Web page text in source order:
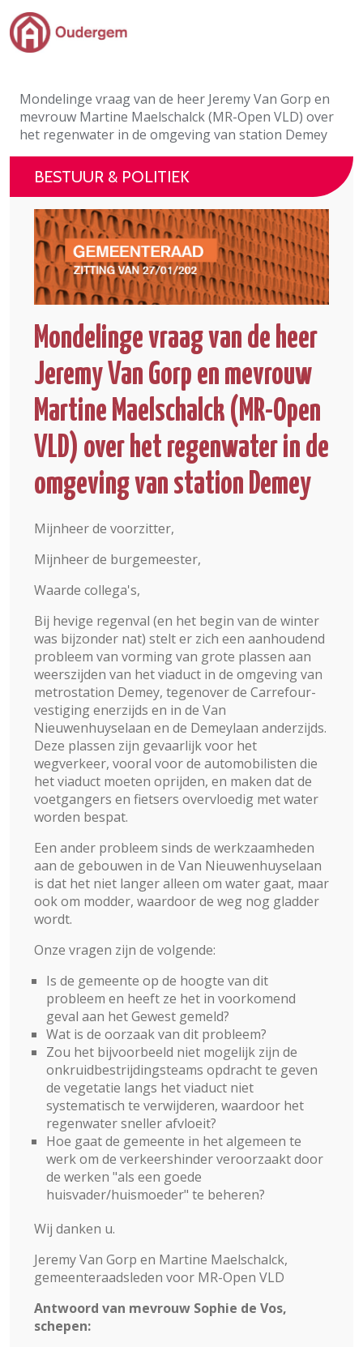
Ga naar de hoofdinhoud
Evenementen & Verenigingen
eLoket
Leven in Oudergem
In 1 klik
Mondelinge vraag van de heer Jeremy Van Gorp en
mevrouw Martine Maelschalck (MR-Open VLD) over
het regenwater in de omgeving van station Demey
BESTUUR & POLITIEK
Mondelinge vraag van de heer
Jeremy Van Gorp en mevrouw
Martine Maelschalck (MR-Open
VLD) over het regenwater in de
omgeving van station Demey
Mijnheer de voorzitter,
Mijnheer de burgemeester,
Waarde collega's,
Bij hevige regenval (en het begin van de winter
was bijzonder nat) stelt er zich een aanhoudend
probleem van vorming van grote plassen aan
weerszijden van het viaduct in de omgeving van
metrostation Demey, tegenover de Carrefour-
vestiging enerzijds en in de Van
Nieuwenhuyselaan en de Demeylaan anderzijds.
Deze plassen zijn gevaarlijk voor het
wegverkeer, vooral voor de automobilisten die
het viaduct moeten oprijden, en maken dat de
voetgangers en fietsers overvloedig met water
worden bespat.
Een ander probleem sinds de werkzaamheden
aan de gebouwen in de Van Nieuwenhuyselaan
is dat het niet langer alleen om water gaat, maar
ook om modder, waardoor de weg nog gladder
wordt.
Onze vragen zijn de volgende:
Is de gemeente op de hoogte van dit
probleem en heeft ze het in voorkomend
geval aan het Gewest gemeld?
Wat is de oorzaak van dit probleem?
Zou het bijvoorbeeld niet mogelijk zijn de
onkruidbestrijdingsteams opdracht te geven
de vegetatie langs het viaduct niet
systematisch te verwijderen, waardoor het
regenwater sneller afvloeit?
Hoe gaat de gemeente in het algemeen te
werk om de verkeershinder veroorzaakt door
de werken "als een goede
huisvader/huismoeder" te beheren?
Wij danken u.
Jeremy Van Gorp en Martine Maelschalck,
gemeenteraadsleden voor MR-Open VLD
Antwoord van mevrouw Sophie de Vos,
schepen: